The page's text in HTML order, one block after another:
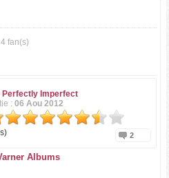
4 fan(s)
Perfectly Imperfect
:06 Aou 2012
2
Albums